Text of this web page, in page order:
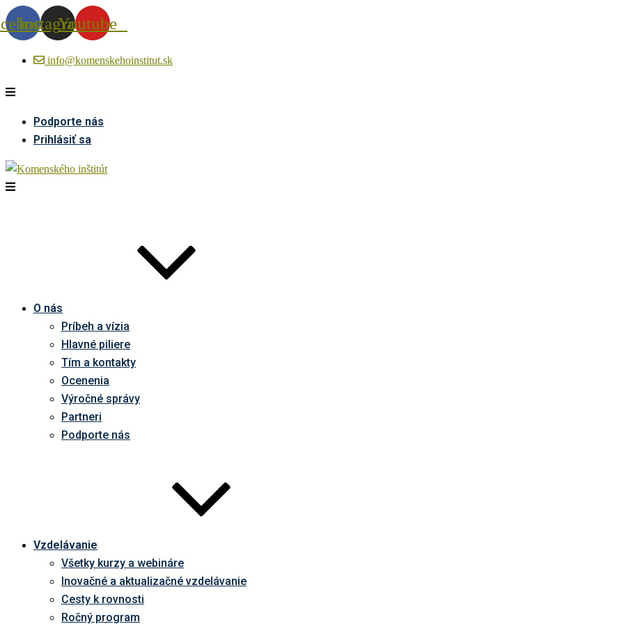
InstagramYoutube
info@komenskehoinstitut.sk
Podporte nás
Prihlásiť sa
O nás
Príbeh a vízia
Hlavné piliere
Tím a kontakty
Ocenenia
Výročné správy
Partneri
Podporte nás
Vzdelávanie
Všetky kurzy a webináre
Inovačné a aktualizačné vzdelávanie
Cesty k rovnosti
Ročný program